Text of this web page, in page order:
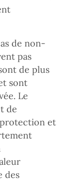
de non-
pas
de plus
sont
Le
de
et
des